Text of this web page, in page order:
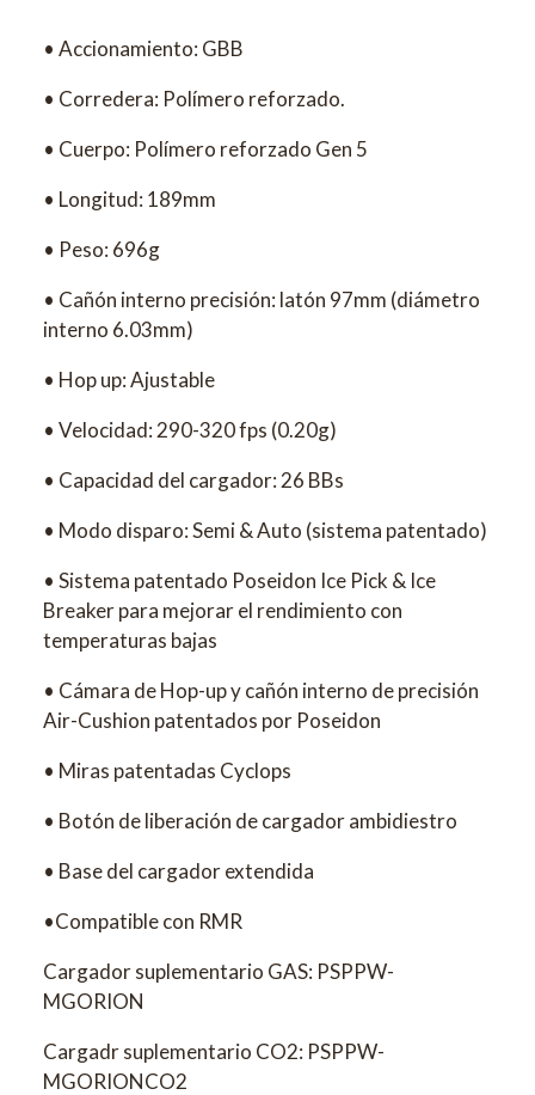
• Accionamiento: GBB
• Corredera: Polímero reforzado.
• Cuerpo: Polímero reforzado Gen 5
• Longitud: 189mm
• Peso: 696g
• Cañón interno precisión: latón 97mm (diámetro
interno 6.03mm)
• Hop up: Ajustable
• Velocidad: 290-320 fps (0.20g)
• Capacidad del cargador: 26 BBs
• Modo disparo: Semi & Auto (sistema patentado)
• Sistema patentado Poseidon Ice Pick & Ice
Breaker para mejorar el rendimiento con
temperaturas bajas
• Cámara de Hop-up y cañón interno de precisión
Air-Cushion patentados por Poseidon
• Miras patentadas Cyclops
• Botón de liberación de cargador ambidiestro
• Base del cargador extendida
•Compatible con RMR
Cargador suplementario GAS: PSPPW-
MGORION
Cargadr suplementario CO2: PSPPW-
MGORIONCO2